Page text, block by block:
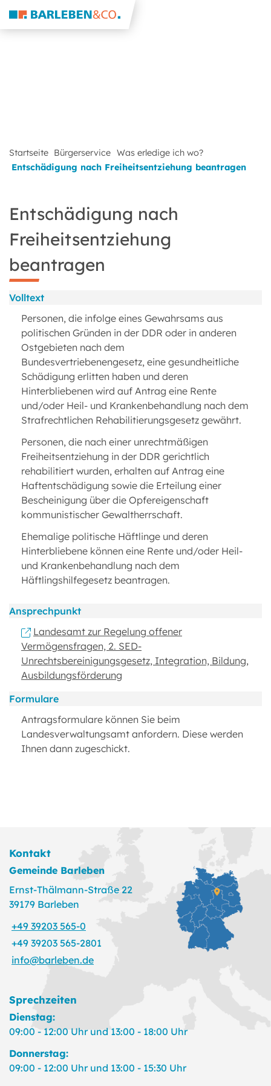
Startseite Bürgerservice Was erledige ich wo?
Entschädigung nach Freiheitsentziehung beantragen
Entschädigung nach
Freiheitsentziehung
beantragen
Volltext
Personen, die infolge eines Gewahrsams aus
politischen Gründen in der DDR oder in anderen
Ostgebieten nach dem
Bundesvertriebenengesetz, eine gesundheitliche
Schädigung erlitten haben und deren
Hinterbliebenen wird auf Antrag eine Rente
und/oder Heil- und Krankenbehandlung nach dem
Strafrechtlichen Rehabilitierungsgesetz gewährt.
Personen, die nach einer unrechtmäßigen
Freiheitsentziehung in der DDR gerichtlich
rehabilitiert wurden, erhalten auf Antrag eine
Haftentschädigung sowie die Erteilung einer
Bescheinigung über die Opfereigenschaft
kommunistischer Gewaltherrschaft.
Ehemalige politische Häftlinge und deren
Hinterbliebene können eine Rente und/oder Heil-
und Krankenbehandlung nach dem
Häftlingshilfegesetz beantragen.
Ansprechpunkt
Landesamt zur Regelung offener
Vermögensfragen, 2. SED-
Unrechtsbereinigungsgesetz, Integration, Bildung,
Ausbildungsförderung
Formulare
Antragsformulare können Sie beim
Landesverwaltungsamt anfordern. Diese werden
Ihnen dann zugeschickt.
Kontakt
Gemeinde Barleben
Ernst-Thälmann-Straße 22
39179 Barleben
+49 39203 565-0
+49 39203 565-2801
info@barleben.de
Sprechzeiten
Dienstag:
09:00 - 12:00 Uhr und 13:00 - 18:00 Uhr
Donnerstag:
09:00 - 12:00 Uhr und 13:00 - 15:30 Uhr